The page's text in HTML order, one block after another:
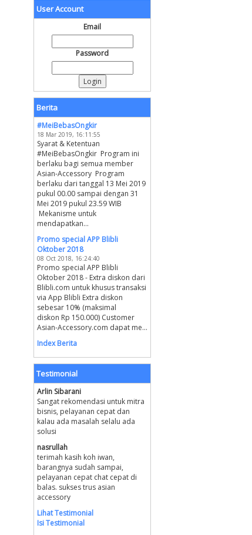
User Account
Email
Password
Berita
#MeiBebasOngkir
18 Mar 2019, 16:11:55
Syarat & Ketentuan
#MeiBebasOngkir Program ini
berlaku bagi semua member
Asian-Accessory Program
berlaku dari tanggal 13 Mei 2019
pukul 00.00 sampai dengan 31
Mei 2019 pukul 23.59 WIB
Mekanisme untuk
mendapatkan...
Promo special APP Blibli
Oktober 2018
08 Oct 2018, 16:24:40
Promo special APP Blibli
Oktober 2018 - Extra diskon dari
Blibli.com untuk khusus transaksi
via App Blibli Extra diskon
sebesar 10% (maksimal
diskon Rp 150.000) Customer
Asian-Accessory.com dapat me...
Index Berita
Testimonial
Arlin Sibarani
Sangat rekomendasi untuk mitra
bisnis, pelayanan cepat dan
kalau ada masalah selalu ada
solusi
nasrullah
terimah kasih koh iwan,
barangnya sudah sampai,
pelayanan cepat chat cepat di
balas. sukses trus asian
accessory
Lihat Testimonial
Isi Testimonial